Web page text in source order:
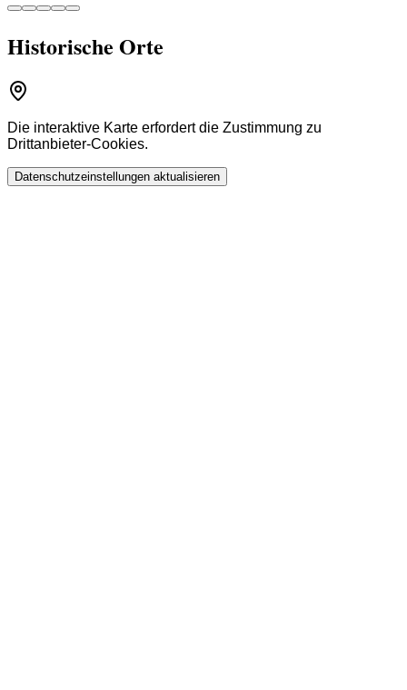
Historische Orte
Die interaktive Karte erfordert die Zustimmung zu
Drittanbieter-Cookies.
Datenschutzeinstellungen aktualisieren